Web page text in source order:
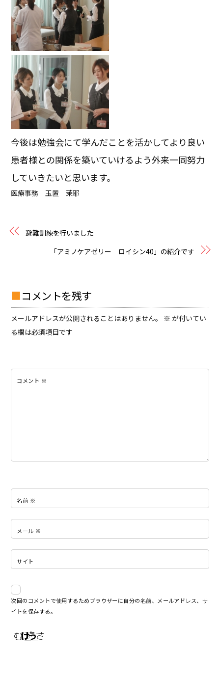
今後は勉強会にて学んだことを活かしてより良い
患者様との関係を築いていけるよう外来一同努力
していきたいと思います。
医療事務 玉置 茉耶
避難訓練を行いました
「アミノケアゼリー ロイシン40」の紹介です
コメントを残す
メールアドレスが公開されることはありません。 ※ が付いてい
る欄は必須項目です
コメント ※
名前 ※
メール ※
サイト
次回のコメントで使用するためブラウザーに自分の名前、メールアドレス、サ
イトを保存する。